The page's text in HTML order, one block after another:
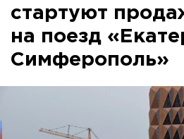
стартуют
на поезд
Симферополь»